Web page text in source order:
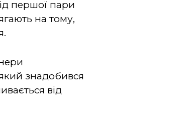
першої пари
на тому,
знадобився
від